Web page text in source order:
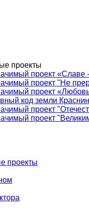
проекты
проект «Славе
проект "Не
проект
код земли
проект
проект
проекты